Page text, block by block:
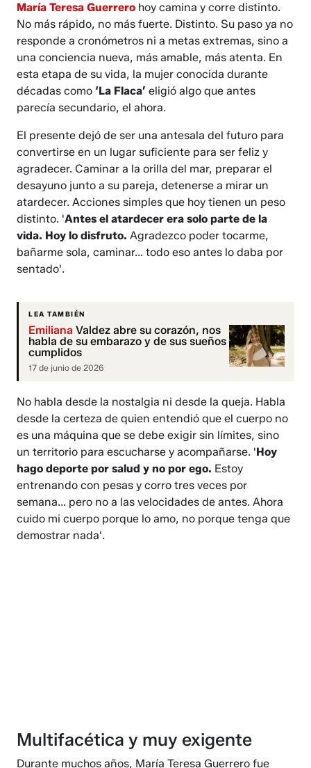
María Teresa Guerrero hoy camina y corre distinto.
No más rápido, no más fuerte. Distinto. Su paso ya no
responde a cronómetros ni a metas extremas, sino a
una conciencia nueva, más amable, más atenta. En
esta etapa de su vida, la mujer conocida durante
décadas como‘La Flaca’eligió algo que antes
parecía secundario, el ahora.
El presente dejó de ser una antesala del futuro para
convertirse en un lugar suficiente para ser feliz y
agradecer. Caminar a la orilla del mar, preparar el
desayuno junto a su pareja, detenerse a mirar un
atardecer. Acciones simples que hoy tienen un peso
distinto. 'Antes el atardecer era solo parte de la
vida. Hoy lo disfruto. Agradezco poder tocarme,
bañarme sola, caminar... todo eso antes lo daba por
sentado'.
LEA TAMBIÉN
Emiliana Valdez abre su corazón, nos
habla de su embarazo y de sus sueños
cumplidos
17 de junio de 2026
No habla desde la nostalgia ni desde la queja. Habla
desde la certeza de quien entendió que el cuerpo no
es una máquina que se debe exigir sin límites, sino
un territorio para escucharse y acompañarse. 'Hoy
hago deporte por salud y no por ego. Estoy
entrenando con pesas y corro tres veces por
semana... pero no a las velocidades de antes. Ahora
cuido mi cuerpo porque lo amo, no porque tenga que
demostrar nada'.
Multifacética y muy exigente
Durante muchos años, María Teresa Guerrero fue